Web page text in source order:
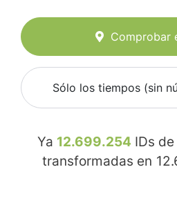
Comprobar
Sólo los tiempos (sin
Ya 12.699.254 IDs
transformadas en